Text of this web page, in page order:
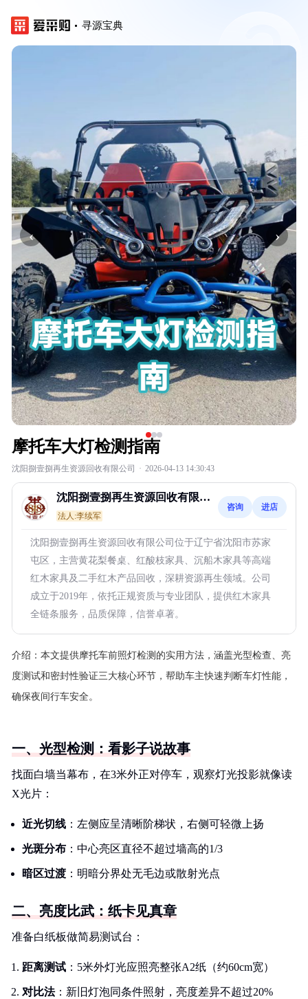
寻源宝典
‹ ›
摩托车大灯检测指南
沈阳捌壹捌再生资源回收有限公司 · 2026-04-13 14:30:43
沈阳捌壹捌再生资源回收有限公
司
法人:李续军
咨询 进店
沈阳捌壹捌再生资源回收有限公司位于辽宁省沈阳市苏家
屯区，主营黄花梨餐桌、红酸枝家具、沉船木家具等高端
红木家具及二手红木产品回收，深耕资源再生领域。公司
成立于2019年，依托正规资质与专业团队，提供红木家具
全链条服务，品质保障，信誉卓著。
介绍： 本文提供摩托车前照灯检测的实用方法，涵盖光型检查、亮
度测试和密封性验证三大核心环节，帮助车主快速判断车灯性能，
确保夜间行车安全。
一、光型检测：看影子说故事
找面白墙当幕布，在3米外正对停车，观察灯光投影就像读
X光片：
近光切线 ：左侧应呈清晰阶梯状，右侧可轻微上扬
光斑分布 ：中心亮区直径不超过墙高的1/3
暗区过渡 ：明暗分界处无毛边或散射光点
二、亮度比武：纸卡见真章
准备白纸板做简易测试台：
距离测试 ：5米外灯光应照亮整张A2纸（约60cm宽）
对比法：新旧灯泡同条件照射，亮度差异不超过20%